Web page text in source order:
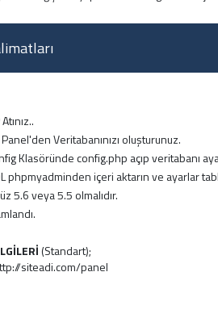
Veritabanınızı oluşturunuz.
Klasöründe config.php açıp veritabanı
phpmyadminden içeri aktarın ve ayarlar
5.6 veya 5.5 olmalıdır.
(Standart);
siteadi.com/panel